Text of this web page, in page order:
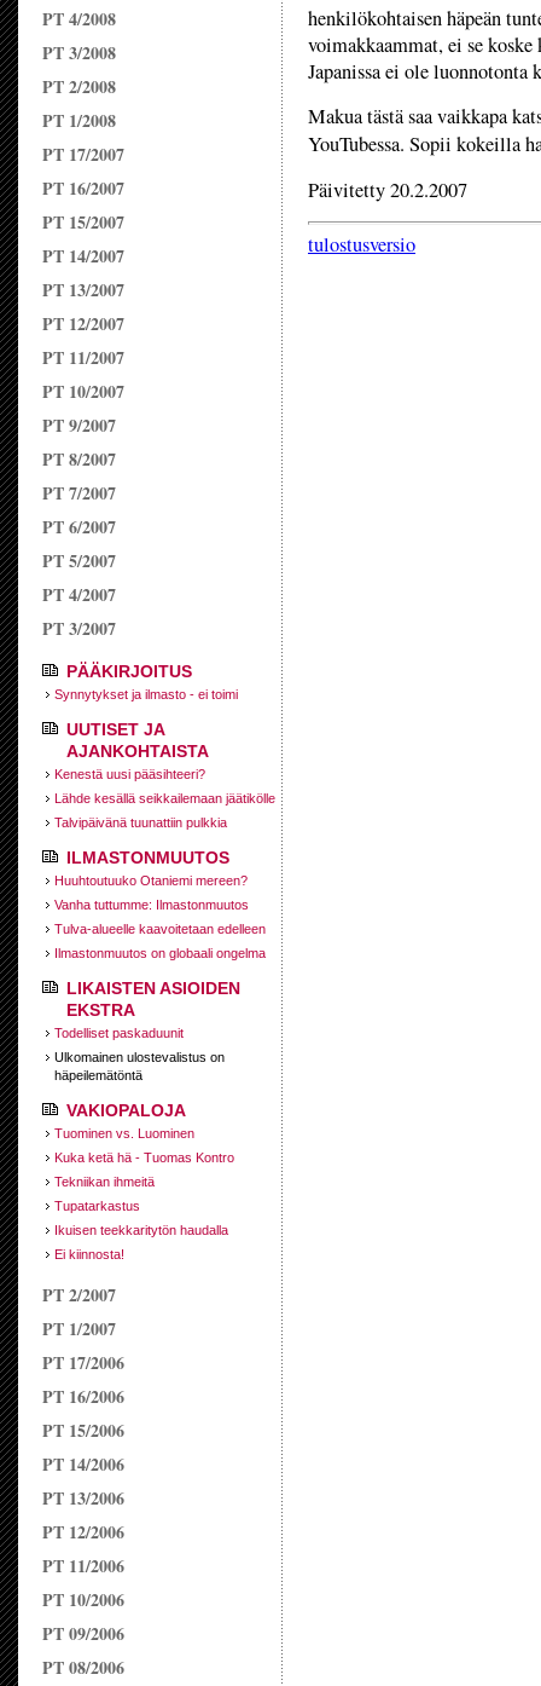
PT 4/2008
PT 3/2008
PT 2/2008
PT 1/2008
PT 17/2007
PT 16/2007
PT 15/2007
PT 14/2007
PT 13/2007
PT 12/2007
PT 11/2007
PT 10/2007
PT 9/2007
PT 8/2007
PT 7/2007
PT 6/2007
PT 5/2007
PT 4/2007
PT 3/2007
PÄÄKIRJOITUS
Synnytykset ja ilmasto - ei toimi
UUTISET JA
AJANKOHTAISTA
Kenestä uusi pääsihteeri?
Lähde kesällä seikkailemaan jäätikölle
Talvipäivänä tuunattiin pulkkia
ILMASTONMUUTOS
Huuhtoutuuko Otaniemi mereen?
Vanha tuttumme: Ilmastonmuutos
Tulva-alueelle kaavoitetaan edelleen
Ilmastonmuutos on globaali ongelma
LIKAISTEN ASIOIDEN
EKSTRA
Todelliset paskaduunit
Ulkomainen ulostevalistus on
häpeilemätöntä
VAKIOPALOJA
Tuominen vs. Luominen
Kuka ketä hä - Tuomas Kontro
Tekniikan ihmeitä
Tupatarkastus
Ikuisen teekkaritytön haudalla
Ei kiinnosta!
PT 2/2007
PT 1/2007
PT 17/2006
PT 16/2006
PT 15/2006
PT 14/2006
PT 13/2006
PT 12/2006
PT 11/2006
PT 10/2006
PT 09/2006
PT 08/2006
henkilökohtaisen häpeän
voimakkaammat, ei se
Japanissa ei ole luonnotonta
Makua tästä saa vaikkapa
YouTubessa. Sopii kokeilla
Päivitetty 20.2.2007
tulostusversio